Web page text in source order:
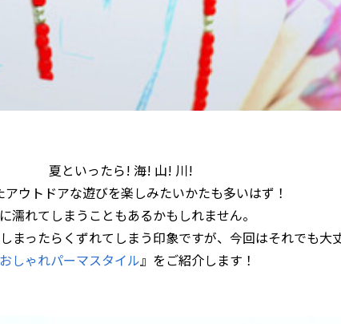
夏といったら! 海! 山! 川!
アウトドアな遊びを楽しみたいかたも多いはず！
濡れてしまうこともあるかもしれません。
まったらくずれてしまう印象ですが、今回はそれでも大
おしゃれパーマスタイル』をご紹介します！